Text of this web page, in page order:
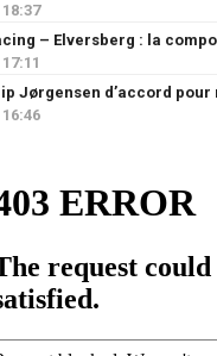
18:37
– Elversberg : la
17:11
16:46